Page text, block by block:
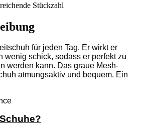
Stückzahl
für jeden Tag. Er wirkt er
wenig schick, sodass er perfekt zu
werden kann. Das graue Mesh-
atmungsaktiv und bequem. Ein